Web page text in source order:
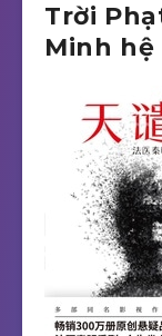
Trời
Minh hệ